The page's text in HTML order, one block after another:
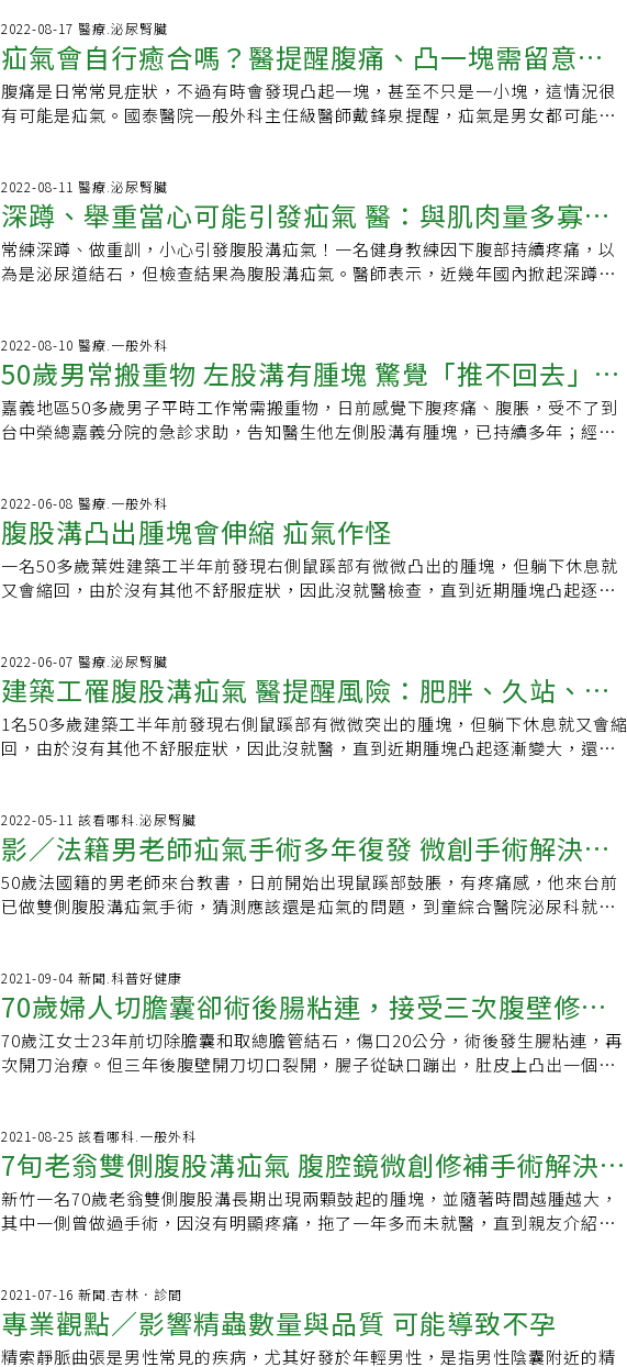
由這個通道進到腹壁，造成腹壁突出，甚至進到陰囊，引起陰囊腫大，這疝氣袋
多與腹腔相通，腹水也會流至疝氣袋中，所以常會合併陰囊積水，嬰幼兒、兒
童、青少年、青年（25歲前）絕大多數為「間接型疝氣」。女生腹股溝疝氣95%
為間接型腹股溝疝氣，成因類似男性間接型腹股溝疝氣，疝氣袋由腹腔延伸到腹
腹壁薄弱或缺損，加上導致腹壓增加的狀況或疾病（如心臟衰竭及肺氣腫而長期
咳嗽、攝護腺肥大須用力解小便、便秘或肝硬化引起的腹水等），使腹腔內容器
官鼓突造成，多發生在中老年男性。臨床上亦有間接型和直接型同時發生者，約
佔成人0.5%左右，稱pantaloon型。腹股溝疝氣有什麼症狀?1、小兒疝氣症狀：
小孩不會適當表達症狀，全依賴父母的警覺性。新生兒和小孩會因出生時有先天
是當小孩哭泣、咳嗽、劇烈運動或大便用力時，才能見到腹股溝或陰囊有明顯的
鼓脹，但安靜平躺或一覺醒來後，又消失不見了，若發現以上症狀，應盡速就醫
診斷。2、成人疝氣症狀：在恥骨任一邊有膨出物，在鼓起部分有灼燒、疼痛感，
而且有水腫的情況。在鼠蹊部有疼痛或不適，彎腰、咳嗽或提東西時不適感會加
劇，鼠蹊部有牽拉痛或沈重感。有時，當腸子下降到陰囊，男性患者會在睪丸四
氣鼓起都可推回去，推不回去的就可能變成嵌頓性疝氣。3、老年疝氣症狀：老年
疝氣比較特殊，多由老年人體質衰弱造成，脫出的器官以小腸居多，因此摸起來
感覺柔軟，退回去時常會伴有咕嚕咕嚕的雜音，而大腸、闌尾、大網膜等亦可能
脫出。老年疝氣發生後，老年人還會出現腹痛、腹脹、便秘、抵抗力減弱、營養
不良、消化不良等症狀。如何診斷腹股溝疝氣?透過體檢可以檢查出是否有疝氣，
氣袋，會有如絲質手套相摩擦的感覺。腹股溝疝氣如何治療?林才揚表示，女性的
腹股溝疝氣無論有沒有症狀，一般都會建議手術治療，因為女性皮下脂肪較男性
厚，時常無感，而且股疝氣的併發症也較高，時常在手術時發現。將近一半的女
性會因此而接受緊急手術。手術方法不外乎是傳統手術或微創腹腔鏡手術，腹腔
鏡手術又可以分成單孔或三孔的做法，加上人工網膜的固定可以讓弱點更加牢
術的狀況存在，應盡早手術治療。治療疝氣的手術稱為「疝氣修補術」，麻醉方
式可分為局部、半身或全身麻醉。小孩腹股溝疝氣在治療上較直接型疝氣單純，
不需修補腹壁；傷口位於腹股溝處，靠近腹腔將這個管狀通道綁紮起來，並去除
疝氣袋即可。成人腹股溝疝氣的手術方式除了剝離疝氣袋外，尚需同時做腹股溝
後壁的修補手術。手術方法有「曾氏疝氣手術法」、「組織縫合法」、「人工網
發生的正常現象。咳嗽或打噴嚏時也不必太擔心，只須用手摀著鼠蹊部和傷口就
可以減少疼痛感。後續建議至少休養1個月後，才能提重物和進行一些較激烈的運
動。女性疝氣真的比較少見，因此在診斷上往往都會比較困難。多數腹股溝疝氣
不會有立即危險，不過一旦發生嵌頓性疝氣，就可能會造成腸子缺血性壞死，容
易引發敗血症危及生命安全。有鼠蹊部不適的女性，若已排除泌尿道感染的問題
便秘咳嗽大笑 都得小心這個病．長期便秘肚子痛竟成腹膜炎！肚子一壓就痛 腹膜
炎觸診有2特點責任編輯：陳學梅
網膜，藉此達到復合的效果，類似補丁的方式。妥善靜養：治療後就會建議妥善
休養1-3個月，盡量避免一切可能增加腹腔壓力的行為，包括搬重物、腹部訓練、
激烈運動、打噴嚏等，而若本身就有呼吸道疾病者也建議妥善治療。了解疝氣種
類，就醫的必要時機，更有助確保健康！《延伸閱讀》 ．一張圖看懂腹痛位置及
原因，醫：出現這些情況盡快急診就醫！ ．腹痛、凸一塊是為什麼？盡早就醫防
部桃園醫院外科病房謝易倩護理師表示，疝氣患者應注意避免腹壓包括提重物、
咳嗽、打噴嚏、哭泣、嘔吐、生氣，若久站時需在患處加壓，且養成良好的排便
習慣；均衡飲食避免刺激性食物，多攝取蔬菜水果及水份，避免情緒不穩。術後
居家照護除了依醫師指示服藥，飲食方面多攝取富含蛋白質、維生素C的食物如
肉、魚、豆、蛋、奶、蔬果類等有助傷口癒合。傷口如有紅、腫、熱、痛、出
按住手術部位，減少衝擊力。
肺部，就會產生不舒服的症狀，如胃痛、胸痛、喉嚨痛、咳嗽、氣喘、聲音沙啞
等。 根據統計顯示，國人平均每4人就有1人有胃食道逆流（Gastroesophageal
reflux disease，簡稱 GERD）的問題。若持續性的胃酸逆流沒有治療，就有可能
會引發食道狹窄，嚴重更會引起食道發炎、潰瘍或是食道癌。 哪些原因可能造成
啡因、薄荷類、甜食、高脂肪食物、辛辣刺激食物、酸性食物（例如柑橘類水
果、檸檬或番茄等）。 2.戒菸。 3.戒酒。 4.吃完東西不要立刻平躺，最好要等
0.5－1小時。有研究建議胃食道逆流的病人在睡覺時，可採取左側臥姿，避免右
側臥或平躺，減少食道胃酸暴露時間，進而改善胃酸逆流症狀。 5.不要吃太飽。
6.睡前2－3小時不要吃東西。 7.睡覺時可以把頭部墊高約15－20公分。 8.不要穿
使用抑制胃酸分泌的藥物；若藥物效果不佳並且症狀沒有改善，可能會需要透過
內視鏡手術、腹腔鏡胃折疊手術等進行治療。亦可配合中醫用疏肝理氣、健脾益
胃的方式，從自律神經調節胃酸分泌，並且增強胃氣促進消化和蠕動，以減少胃
食道逆流的情況發生。 【本文獲健康醫療網授權刊登，原文刊載網址：
慘痛的一次。有一天晚上在醫院又突然痛起來，連走到急診的力氣都沒有，同仁
幫我找來輪椅推到急診，我沿途哇哇大叫，到了急診，醫師想觸診掌握現況，但
我痛到受不了，一碰我就用力把手撥開，那一刻更深刻體會到，原來病人就是因
為這樣才害怕看醫師。馬上開刀 不敢再大意後來急診醫師先幫我麻醉，把掉出腹
腔壁的腸子推回去，觀察二、三天確定腸子沒有壞死，要我不能再拖，一定要馬
時，又因為我太喜歡打網球，實在不想離開球場太久，所以根據術前跟醫師討論
的結果，選擇使用自費醫材，在腹腔壁貼上術後不易留疤的人工膜。出院後遵從
醫囑，前三個月我跟太太上市場也沒幫她提菜籃，連平日居家會做的仰臥起坐、
伏地挺身也都停了，更別說上球場打網球。醫師叮嚀說，年紀大了腹腔壁組織承
這次生病讓我體會很深，有種突然驚覺年紀也到了的感覺，所以術後很小心照
護，三個月後才回到球場，剛開始很怕腸子又掉下來，有心理壓力，後來慢慢克
服，現在已能跟往常一樣揮拍，但我還是常提醒自己，年紀有了凡事得節制。得
疝氣是我生過最大的病，以前就常聽疝氣病人說先觀察一段時間會自己康復，還
有人傳說用疝氣帶可治療，這都是不正確的作法。疝氣是腹腔壁破了洞，腸子掉
能。下腹凸起 可能是疝氣年紀稍長的人平常就要關注自己的身體，台灣每年約有
四萬名疝氣患者接受手術治療，男性又比女性多，如果陰囊突然變大或下腹部異
常凸起，且有尖刺疼痛感，就可能是疝氣，一定要盡快就醫。平日要注意營養均
衡、適當運動，但運動也要留心，像舉重等硬舉急拉的動作，並不適合年紀稍長
在鼠蹊部上方、肚臍、腹部等，以「腹股溝疝氣」最常見。有些人在幼兒時就被
發現，有些人成年才發作，活動時會感覺腹部或腹股溝的疼痛及下墜感變明顯，
平躺時腹部或腹股溝的凸起可能會消失，當疝氣突然變大或無法縮回腹部時，會
導致劇烈疼痛，嚴重時可能造成腸子壞死。余廣亮小檔案現職：●屏東基督教醫
院執行長●高雄醫學大學醫學院醫學系副教授年齡：64歲學歷：●高雄醫學院醫
麻醉●心臟手術麻醉興趣：網球、旅遊經歷：高雄醫學大學附設醫院麻醉科主治
醫師、屏東基督教醫院台灣駐馬拉威醫療團團長
2022-08-17 醫療.泌尿腎臟
疝氣會自行癒合嗎？醫提醒腹痛、凸一塊需留意：
不是疝氣也可能為其他問題
腹痛是日常常見症狀，不過有時會發現凸起一塊，甚至不只是一小塊，這情況很
有可能是疝氣。國泰醫院一般外科主任級醫師戴鋒泉提醒，疝氣是男女都可能發
男女皆可能。戴鋒泉醫師表示，腹痛又凸起一塊，雖也有可能是腫瘤，不過常見
為疝氣所致，需經檢查確認。而疝氣一般民眾常會誤以為是男性特有的性器官問
題，實則僅是其中一部分。 醫師解釋，將器官固定在體內的人體肌肉，可視為衣
物一般，多少會有細微的孔洞，而腹腔肌肉的孔洞若因風險因素影響，如如搬重
物、過度重訓、激烈運動、打噴嚏太用力、過多、過久等腹腔壓力過大行為，使
外漏」的疾病，凸出去的器官以腸道較為常見。 疝氣常見類型如各類腹腔肌肉較
容易有孔洞之處，如發生在腹股溝的「腹股溝疝氣」、於肚臍的「臍疝氣」、腹
部開刀之後腹壁肌肉未妥善癒合的「切口疝氣」等。也因男性有存在於體外的器
官：睪丸，此處肌肉自然也有個較明顯的孔洞，將可能如腸子掉至陰囊處引起疼
患。戴鋒泉醫師說明，疝氣若無症狀未必需要立即就醫手術，但視嚴重程度症狀
及影響也會有所不同，基本的如腸道外露凸出無法推回去腹腔內、進一步引起疼
痛，不過也可能因腸阻塞出現腹脹、脹氣、排便不順、噁心、想吐等，形成外漏
的腸道被肌肉卡住的「嵌入性疝氣」，此為急症需立即就醫，若是卡住太久將有
可能使得腸道因受壓迫過久而壞死，甚至影響生命安全。一般而言疝氣雖未必需
情況，建議還是盡早就醫為佳，以免後續不可預期的影響。 疝氣在治療方面目前
以手術治療為主，可透過傳統手術或微創手術進行，前者如縫合衣物的方式治療
將肌肉修補復原，復發率約在5~10%左右；後者則使用「人工網膜」以類似衣物
補丁的方式進行修補，又稱作無張力修補，復發率則只有約1~2%，治療時可提個
性，手術後前期自然是更為關鍵，因此醫師也呼籲，疝氣在接受治療後1~3個月內
切勿讓腹部壓力過大，如前述提到的如搬重物、過度重訓、激烈運動、打噴嚏太
用力、過多、過久等腹腔壓力過大行為，這些都應盡可能避免。至於搬重物的標
準為何？醫師表示若手能輕鬆舉起就不算重物，但若需要用到腹部的力量就算是
重物，會喘、腹部會出力的活動都不宜。 提醒民眾若出現腹痛、發現凸出物應盡
置及原因，醫：出現這些情況盡快急診就醫！ ．形容不出的腹痛小心腸中風！死
亡率達９成，２症狀過４小時速就醫 以上新聞文字、圖片皆屬《今健康》所有，
網站、媒體、論壇引用請註明出處。
2022-08-11 醫療.泌尿腎臟
深蹲、舉重當心可能引發疝氣 醫：與肌肉量多寡無
關
常練深蹲、做重訓，小心引發腹股溝疝氣！一名健身教練因下腹部持續疼痛，以
為是泌尿道結石，但檢查結果為腹股溝疝氣。醫師表示，近幾年國內掀起深蹲、
腹股溝疝氣可分為先天性與後天性，前者好發於幼童，主因為先天結構異常。至
於後天性，常因年紀較大，腹股溝內環鬆弛、腹壁薄弱破損，以致部分內臟向外
凸出。近年門診發現，運動教練、熱愛健身的重訓族群罹患腹股溝疝氣的比率明
顯增加，盡管個個都是肌肉棒子，肌肉線條分明，但長時間做高強度腹部運動，
處於高腹壓狀態，腹壁變薄，就引發疝氣。腹部用力 下墜感很明顯許多人以為練
道順勢跑到環外引起。腹股溝是腹壁轉折的地方，較為薄弱，如長期承受較大的
腹壓時，腹內器官可能向外突出。羅敏誠指出，腹股溝疝氣症狀為下腹悶痛，尤
其在用力解便，或是練習重訓、舉重、深蹲時，腹部用力，腹部就會出現異物
感，下墜感特別明顯，覺得隱隱作痛。劇痛嘔吐 務必立即就醫羅敏誠提醒，如腹
以該名健身教練為例，因年紀較輕，且工作所需，術後仍須持續做重量訓練，腹
部用力，建議接受3D腹腔鏡手術，修補腹股溝腹壁。術後腹部只有二到三個小傷
口，均在一公分以下，比較不會傷及腹部肌肉。該項腹腔鏡手術時間約半小時，
隔天即可出院，兩周後症狀明顯獲得改善。如果以腹腔鏡執行「無張力疝氣修補
手術」，以人工網膜來修補疝氣，則能降低日後復發率。不少健身教練、重訓愛
度，並配合束腹帶，降低腹壓。
2022-08-10 醫療.一般外科
50歲男常搬重物 左股溝有腫塊 驚覺「推不回去」嚴
重了
嘉義地區50多歲男子平時工作常需搬重物，日前感覺下腹疼痛、腹脹，受不了到
台中榮總嘉義分院的急診求助，告知醫生他左側股溝有腫塊，已持續多年；經電
來左側腹股溝有腫塊，但躺下時就會消失，偶爾也用手將腫塊推回，最近卻發現
腫塊愈來愈大、甚至陰囊的部分也愈腫大，「想用手推卻怎麼樣也推不回去」。
中榮嘉義分院一般外科醫師張奎亨說，疝氣的狀況一開始發生，大多是較小的突
出物，像是腫塊但會縮回去，若沒有特殊症狀，病人常常不以為意，但長期不處
理，腹壁缺口會愈來愈大，也會有愈多的器官掉進缺口，最常見是腸子，而太多
恐有致命危險。張奎亨也說，有疝氣情形，一般建議要手術處理，除了修補腹壁
缺口，通常會放置人工網膜以增加腹壁強度，大大降低復發的機會；除了傳統修
補術，若是需要接受雙側手術或復發型疝氣的手術，也可以評估用腹腔鏡的方式
做修補。張奎亨指出，根據醫學臨床統計，疝氣在台灣嬰幼兒、青少年的發生率
族群。他提醒，疝氣是一種「腹壁因強度不足形成缺口，造成腹腔內器官向外突
出」的疾病，少部分的病人是先天就有腹壁缺口，大部分則是因為長期腹壓較
大，引起腹壁強度愈來愈差，所以任何會造成腹壓增加的原因都可能是危險因
子，例如：不正確的健身模式、長期從事搬運重物工作、慢性咳嗽、體重較重、
腹水等。
2022-06-08 醫療.一般外科
腹股溝凸出腫塊會伸縮 疝氣作怪
一名50多歲葉姓建築工半年前發現右側鼠蹊部有微微凸出的腫塊，但躺下休息就
又會縮回，由於沒有其他不舒服症狀，因此沒就醫檢查，直到近期腫塊凸起逐漸
會經由腹壁上的弱點凸出，造成間歇性的腫脹或伴隨疼痛。患者就醫時說，只要
在工作或腹部用力時，腫塊會凸出更明顯，放鬆時腫塊就會縮小或縮回，經理學
檢查確診為疝氣。黃俊銘指出，有部分疝氣患者會出現疼痛，甚至會伴隨惡心、
嘔吐等腸道阻塞症狀，若不管，腹內臟器可能會經由腹壁缺損凸出「卡」在腹壁
缺損處，無法自行復位，進而造成腸道阻塞，長時間壓迫下，腸道的血液循環不
相接處的稱為股疝氣，這名建築工人發生在鼠蹊部位則是腹股溝疝氣，是最常見
發生類型。黃俊銘提醒，因人體老化，腹股溝底部腹壁變得薄弱，再加上肥胖、
久站、慢性便祕、長期咳嗽、突然提重物等動作，都會使腹內壓力增加，增加腹
股溝疝氣發生的風險，建議患者可選擇傳統或是內視鏡方式進行修補，像這名建
2022-06-07 醫療.泌尿腎臟
建築工罹腹股溝疝氣 醫提醒風險：肥胖、久站、突
提重物
1名50多歲建築工半年前發現右側鼠蹊部有微微突出的腫塊，但躺下休息就又會縮
回，由於沒有其他不舒服症狀，因此沒就醫，直到近期腫塊凸起逐漸變大，還有
會經由腹壁上的弱點突出，造成間歇性的腫脹或伴隨疼痛，這名建築工就醫說，
只要在工作或腹部用力時，腫塊就會突出更明顯，放鬆時腫塊就會縮小或縮回，
經檢查確診為疝氣。他說，有部分疝氣患者會出現疼痛，甚至會伴隨噁心、嘔吐
等腸道阻塞的症狀，若不管，腹內臟器可能會經由腹壁缺損突出「卡」在腹壁缺
損處，無法自行復位，進而造成腸道阻塞，長時間壓迫下，腸道的血液循環不
腹部相接處的稱為股疝氣，這名建築工人發生在鼠蹊部位的則是腹股溝疝氣，也
是一般最常見發生類型。他提醒，因老化，腹股溝底部腹壁變得薄弱，再加上肥
胖、久站、慢性便秘、長期咳嗽、突然提重物等動作，都會使腹內壓力增加，增
加腹股溝疝氣發生的風險，建議患者可選擇傳統或是內視鏡的方式進行修補，例
2022-05-11 該看哪科.泌尿腎臟
影／法籍男老師疝氣手術多年復發 微創手術解決困
擾
50歲法國籍的男老師來台教書，日前開始出現鼠蹊部鼓脹，有疼痛感，他來台前
已做雙側腹股溝疝氣手術，猜測應該還是疝氣的問題，到童綜合醫院泌尿科就
表示，患者表示自己來台教書10年，在國外時曾做過傳統雙側腹股溝疝氣手術，
沒想到最近兩側鼠蹊部又開始鼓脹起來，鼓起來的腫塊還能推回肚子裡，有時還
出現疼痛感，自己推測應該又是疝氣發生，就到泌尿科進行診療。患者是疝氣復
發，10年前手術傷口處摸起來有硬硬的異物感，應為術後人工網膜及組織沾黏造
成，若採用傳統手術方式，處理上困難較高，雙側鼠蹊部會有兩道4到6公分的大
鼠蹊部內側詳細檢查並修補腹壁的破口。手術傷口較小，疼痛時間短且恢復快，
患者術後隔天即出院，回診檢查兩側鼠蹊部疝氣處不再鼓起來，腹壁摸起來就跟
正常觸感一樣，沒有硬硬的異物感，患者開心與滿意，說與之前傳統手術比起來
真的沒有什麼術後的疼痛感覺。呂謹亨醫師指出，隨著年紀漸長導致腹壁組織退
就是大腸或小腸掉落至腹股溝甚至陰囊，好發於老年族群，如有開刀傷口、抽
菸、肥胖、攝護性肥大等多種因素，也都可能增加罹患疝氣的機率。他建議發生
疝氣時須盡早安排適當手術，避免腹膜裂口進一步擴大，或是病情惡化成嵌頓型
2021-09-04 新聞.科普好健康
70歲婦人切膽囊卻術後腸粘連，接受三次腹壁修補
術還是沒治好！ 醫師靠「這招」讓她減少疝氣復發
70歲江女士23年前切除膽囊和取總膽管結石，傷口20公分，術後發生腸粘連，再
次開刀治療。但三年後腹壁開刀切口裂開，腸子從缺口蹦出，肚皮上凸出一個肉
鏡後腹壁結構分離術」，她的腹壁切口終於不再裂開。傳統手術 易發生腸粘連江
女士腸粘連嚴重，應與多次傳統開刀手術有關，像是手術中腸管在空氣中暴露時
間太長而導致發炎，或是腹部創傷引起腸管與腸管之間、腸管與腹膜之間的不正
常粘連。輕微的腸粘連較無症狀，嚴重的腸粘連常會出現腹痛、腹脹、排氣不
暢，甚至嘔吐等不適。更嚴重的是，江女士腹壁有一個「18╳8」公分的裂口，部
併發腸穿孔、腹膜炎、敗血症的風險。縫線手術復發率 約有2成早年傳統的腹壁
疝氣手術由原傷口切開，傷口至少10至20公分，直接以縫線拉近腹壁破洞兩側的
組織加以縫合，少許會再補上人工網膜加強。此舉卻增加了腹壁內的拉力，易導
2021-08-25 該看哪科.一般外科
7旬老翁雙側腹股溝疝氣 腹腔鏡微創修補手術解決頑
疾
新竹一名70歲老翁雙側腹股溝長期出現兩顆鼓起的腫塊，並隨著時間越腫越大，
其中一側曾做過手術，因沒有明顯疼痛，拖了一年多而未就醫，直到親友介紹下
般外科醫師呂文哲表示，老翁7年前就因左側患有腹股溝疝氣在其他醫院以傳統修
補方法手術，但是1年多前又復發，連帶右側腹股溝也出現腫塊鼓起的情形，診治
時發現這些腫塊都可被復位推入腹內，由解剖位置及可被復位的腫塊症狀判定老
2021-07-16 新聞.杏林．診間
專業觀點／影響精蟲數量與品質 可能導致不孕
精索靜脈曲張是男性常見的疾病，尤其好發於年輕男性，是指男性陰囊附近的精